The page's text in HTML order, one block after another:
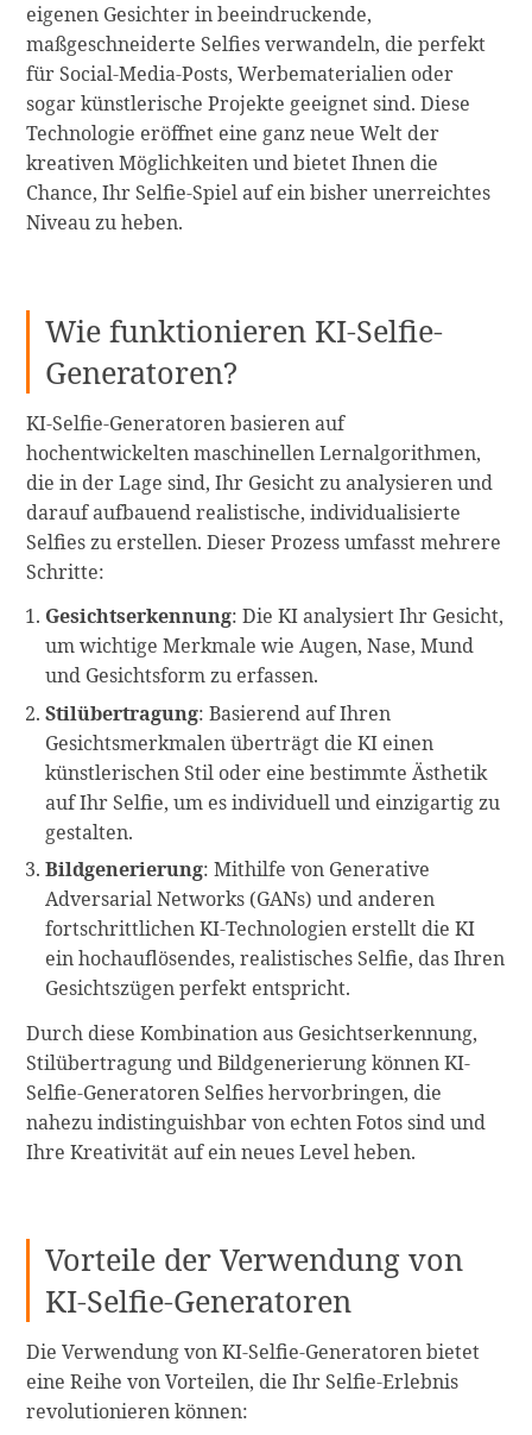
eigenen Gesichter in beeindruckende,
maßgeschneiderte Selfies verwandeln, die perfekt
für Social-Media-Posts, Werbematerialien oder
sogar künstlerische Projekte geeignet sind. Diese
Technologie eröffnet eine ganz neue Welt der
kreativen Möglichkeiten und bietet Ihnen die
Chance, Ihr Selfie-Spiel auf ein bisher unerreichtes
Niveau zu heben.
Wie funktionieren KI-Selfie-
Generatoren?
KI-Selfie-Generatoren basieren auf
hochentwickelten maschinellen Lernalgorithmen,
die in der Lage sind, Ihr Gesicht zu analysieren und
darauf aufbauend realistische, individualisierte
Selfies zu erstellen. Dieser Prozess umfasst mehrere
Schritte:
Gesichtserkennung: Die KI analysiert Ihr Gesicht,
um wichtige Merkmale wie Augen, Nase, Mund
und Gesichtsform zu erfassen.
Stilübertragung: Basierend auf Ihren
Gesichtsmerkmalen überträgt die KI einen
künstlerischen Stil oder eine bestimmte Ästhetik
auf Ihr Selfie, um es individuell und einzigartig zu
gestalten.
Bildgenerierung: Mithilfe von Generative
Adversarial Networks (GANs) und anderen
fortschrittlichen KI-Technologien erstellt die KI
ein hochauflösendes, realistisches Selfie, das Ihren
Gesichtszügen perfekt entspricht.
Durch diese Kombination aus Gesichtserkennung,
Stilübertragung und Bildgenerierung können KI-
Selfie-Generatoren Selfies hervorbringen, die
nahezu indistinguishbar von echten Fotos sind und
Ihre Kreativität auf ein neues Level heben.
Vorteile der Verwendung von
KI-Selfie-Generatoren
Die Verwendung von KI-Selfie-Generatoren bietet
eine Reihe von Vorteilen, die Ihr Selfie-Erlebnis
revolutionieren können: